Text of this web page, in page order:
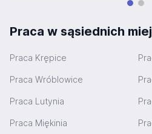
Praca w sąsiednich
Praca Krępice
Praca Wróblowice
Praca Lutynia
Praca Miękinia